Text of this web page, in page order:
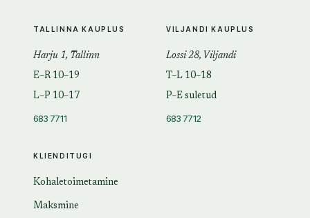
KLIENDITUGI
Kohaletoimetamine
Maksmine
TALLINNA KAUPLUS
Harju 1, Tallinn
E–R 10–19
L–P 10–17
683 7711
VILJANDI KAUPLUS
Lossi 28, Viljandi
T–L 10–18
P–E suletud
683 7712